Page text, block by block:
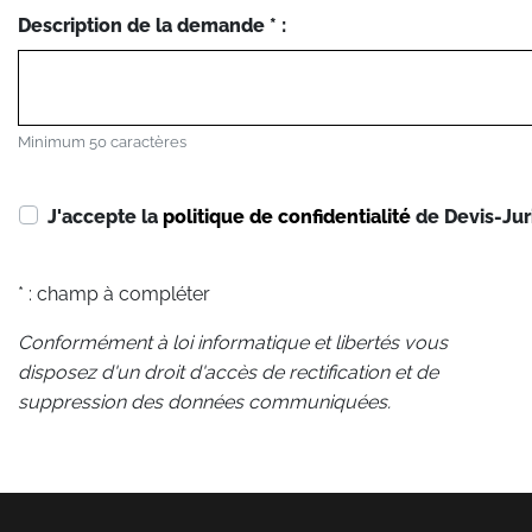
Description de la demande * :
Minimum 50 caractères
J'accepte la politique de confidentialité de Devis-
* : champ à compléter
Conformément à loi informatique et libertés vous
disposez d'un droit d'accès de rectification et de
suppression des données communiquées.